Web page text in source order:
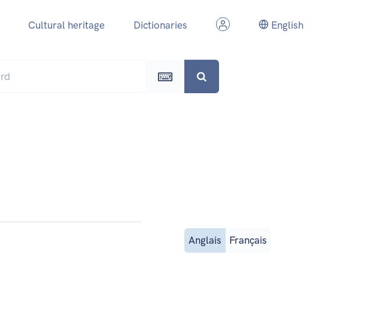
Cultural heritage Dictionaries English
Anglais Français